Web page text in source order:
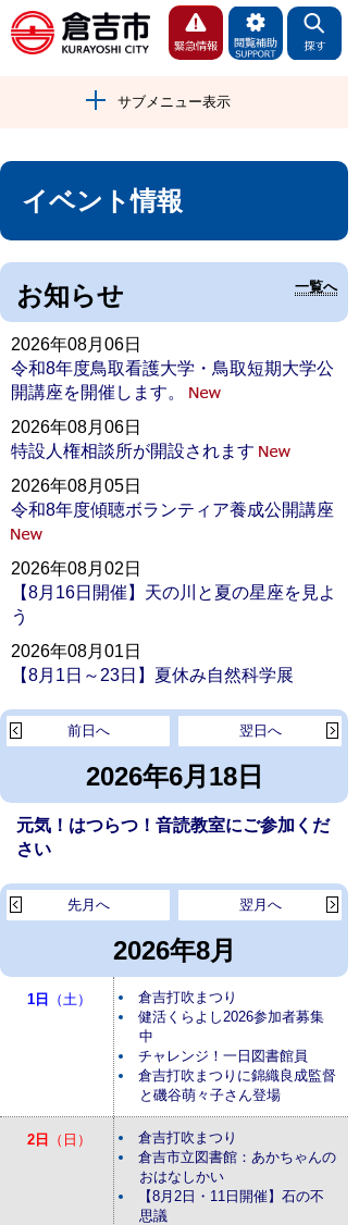
サブメニュー表示
イベント情報
お知らせ 一覧へ
2026年08月06日
令和8年度鳥取看護大学・鳥取短期大学公
開講座を開催します。
2026年08月06日
特設人権相談所が開設されます
2026年08月05日
令和8年度傾聴ボランティア養成公開講座
2026年08月02日
【8月16日開催】天の川と夏の星座を見よ
う
2026年08月01日
【8月1日～23日】夏休み自然科学展
2026年6月18日
翌日へ
前日へ
元気！はつらつ！音読教室にご参加くだ
さい
2026年8月
翌月へ
先月へ
1日 （土）
倉吉打吹まつり
健活くらよし2026参加者募集
中
チャレンジ！一日図書館員
倉吉打吹まつりに錦織良成監督
と磯谷萌々子さん登場
2日 （日）
倉吉打吹まつり
倉吉市立図書館：あかちゃんの
おはなしかい
【8月2日・11日開催】石の不
思議